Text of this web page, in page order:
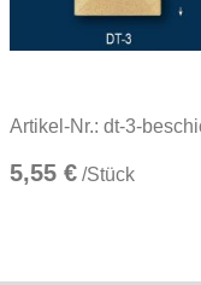
Artikel-Nr.: dt-3-
5,55 € /Stück